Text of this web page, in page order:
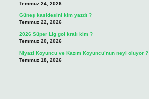
Temmuz 24, 2026
Güneş kasidesini kim yazdı ?
Temmuz 22, 2026
2026 Süper Lig gol kralı kim ?
Temmuz 20, 2026
Niyazi Koyuncu ve Kazım Koyuncu’nun neyi oluyor ?
Temmuz 18, 2026